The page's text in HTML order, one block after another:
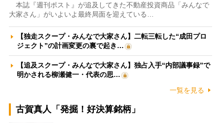
本誌『週刊ポスト』が追及してきた不動産投資商品「みんなで
大家さん」がいよいよ最終局面を迎えている…
【独走スクープ・みんなで大家さん】二転三転した“成田プロ
ジェクト”の計画変更の裏で起き…
【追及スクープ・みんなで大家さん】独占入手“内部議事録”で
明かされる柳瀬健一・代表の思…
一覧を見る
古賀真人「発掘！好決算銘柄」